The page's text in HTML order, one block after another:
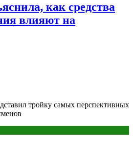
как средства
влияют на
тройку самых перспективных